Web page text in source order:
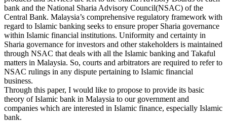
bank and the National Sharia Advisory Council(NSAC) of the
Central Bank. Malaysia’s comprehensive regulatory framework with
regard to Islamic banking seeks to ensure proper Sharia governance
within Islamic financial institutions. Uniformity and certainty in
Sharia governance for investors and other stakeholders is maintained
through NSAC that deals with all the Islamic banking and Takaful
matters in Malaysia. So, courts and arbitrators are required to refer to
NSAC rulings in any dispute pertaining to Islamic financial
business.
Through this paper, I would like to propose to provide its basic
theory of Islamic bank in Malaysia to our government and
companies which are interested in Islamic finance, especially Islamic
bank.